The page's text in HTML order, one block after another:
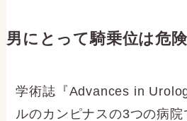
男にとって騎乗位は危
学術誌『Advances in
ルのカンピナスの3つの病